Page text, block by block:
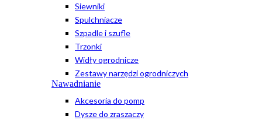
Siewniki
Spulchniacze
Szpadle i szufle
Trzonki
Widły ogrodnicze
Zestawy narzędzi ogrodniczych
Nawadnianie
Akcesoria do pomp
Dysze do zraszaczy